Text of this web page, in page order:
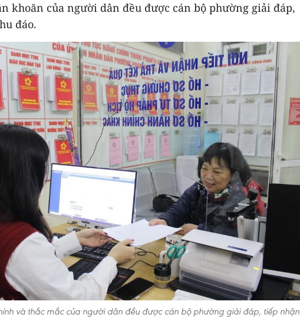
khoăn của người dân đều được cán bộ phường giải đáp,
đáo.
và thắc mắc của người dân đều được cán bộ phường giải đáp, tiếp nhận